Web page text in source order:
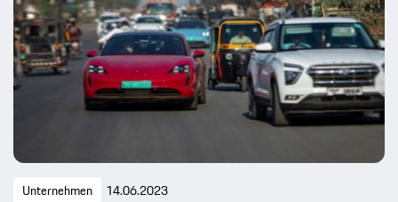
Unternehmen 14.06.2023